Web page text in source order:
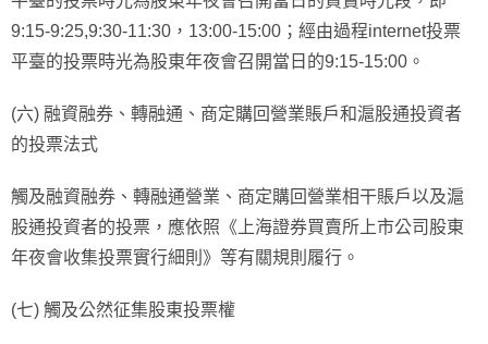
9:15-9:25,9:30-11:30，13:00-15:00；經由過程internet投票
平臺的投票時光為股東年夜會召開當日的9:15-15:00。
(六) 融資融券、轉融通、商定購回營業賬戶和滬股通投資者
的投票法式
觸及融資融券、轉融通營業、商定購回營業相干賬戶以及滬
股通投資者的投票，應依照《上海證券買賣所上市公司股東
年夜會收集投票實行細則》等有關規則履行。
(七) 觸及公然征集股東投票權